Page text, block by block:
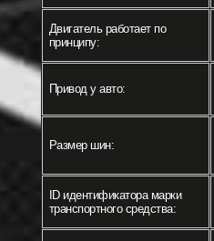
Двигатель работает по
принципу:
Привод у авто:
Размер шин:
ID идентификатора марки
транспортного средства: